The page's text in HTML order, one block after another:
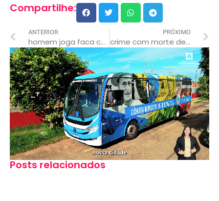
Compartilhe:
ANTERIOR
homem joga faca contra mulher e atinge filho de 8 anos
PRÓXIMO
crime com morte de idoso e roubo de cofre teve participação de filha e amante
Posts relacionados